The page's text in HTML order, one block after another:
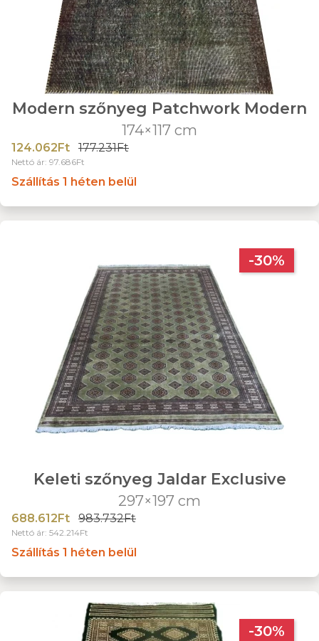
Modern szőnyeg Patchwork Modern
174×117 cm
124.062Ft 177.231Ft
Nettó ár: 97.686Ft
Szállítás 1 héten belül
-30%
Keleti szőnyeg Jaldar Exclusive
297×197 cm
688.612Ft 983.732Ft
Nettó ár: 542.214Ft
Szállítás 1 héten belül
-30%